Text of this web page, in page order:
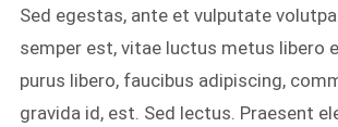
Sed egestas, ante et vulputate
semper est, vitae luctus metus libero
purus libero, faucibus adipiscing,
gravida id, est. Sed lectus. Praesent